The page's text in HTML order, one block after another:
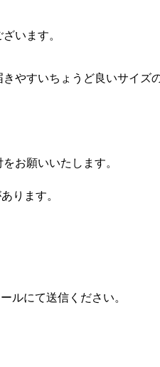
います。
やすいちょうど良いサイズ
お願いいたします。
ります。
ルにて送信ください。